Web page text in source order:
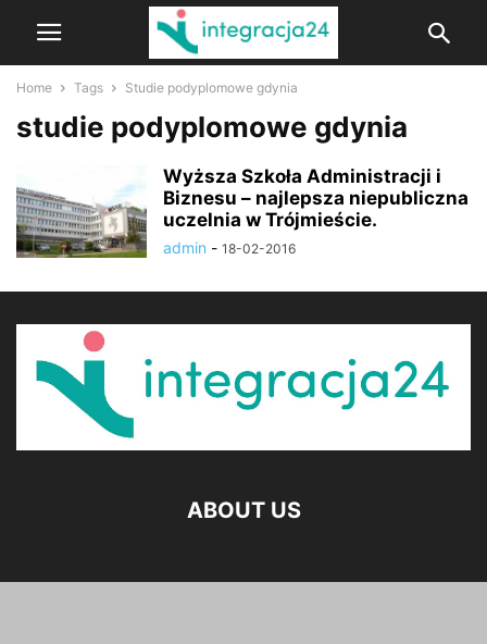
Home Tags Studie podyplomowe gdynia
studie podyplomowe gdynia
Wyższa Szkoła Administracji i
Biznesu – najlepsza niepubliczna
uczelnia w Trójmieście.
admin - 18-02-2016
ABOUT US